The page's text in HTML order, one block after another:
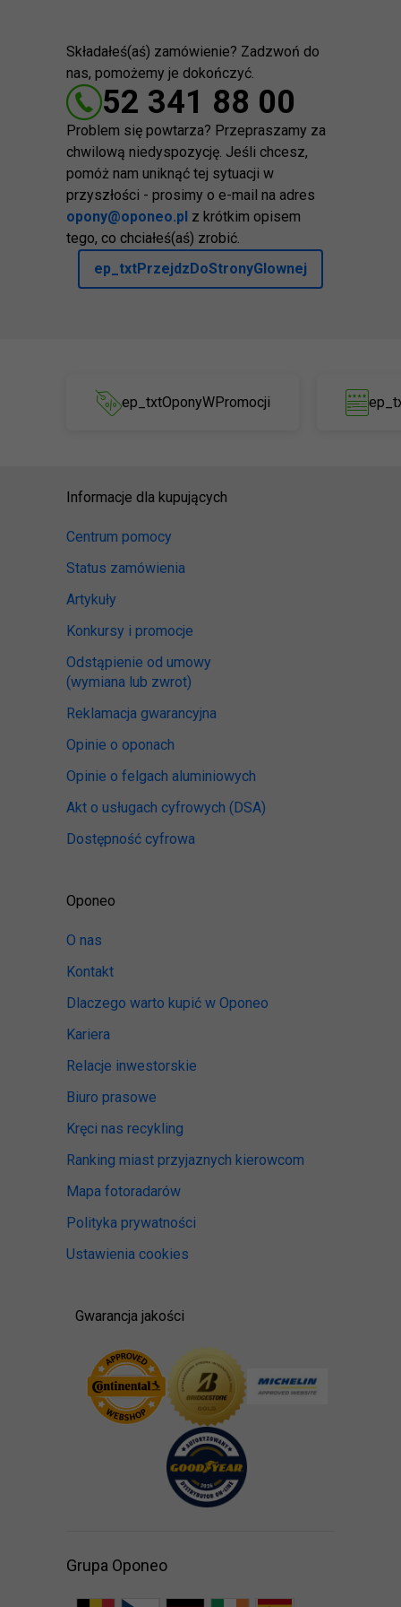
Składałeś(aś) zamówienie? Zadzwoń do
nas, pomożemy je dokończyć.
52 341 88 00
Problem się powtarza? Przepraszamy za
chwilową niedyspozycję. Jeśli chcesz,
pomóż nam uniknąć tej sytuacji w
przyszłości - prosimy o e-mail na adres
opony@oponeo.pl z krótkim opisem
tego, co chciałeś(aś) zrobić.
ep_txtPrzejdzDoStronyGlownej
ep_txtOponyWPromocji
Informacje dla kupujących
Centrum pomocy
Status zamówienia
Artykuły
Konkursy i promocje
Odstąpienie od umowy
(wymiana lub zwrot)
Reklamacja gwarancyjna
Opinie o oponach
Opinie o felgach aluminiowych
Akt o usługach cyfrowych (DSA)
Dostępność cyfrowa
Oponeo
O nas
Kontakt
Dlaczego warto kupić w Oponeo
Kariera
Relacje inwestorskie
Biuro prasowe
Kręci nas recykling
Ranking miast przyjaznych kierowcom
Mapa fotoradarów
Polityka prywatności
Ustawienia cookies
Gwarancja jakości
Grupa Oponeo